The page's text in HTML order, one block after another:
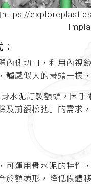
https://
內側切口，利用內視
觸感似人的骨頭一樣
水泥訂製額頭，因手
及前額松弛」的需求
可運用骨水泥的特性
於額頭形，降低假體